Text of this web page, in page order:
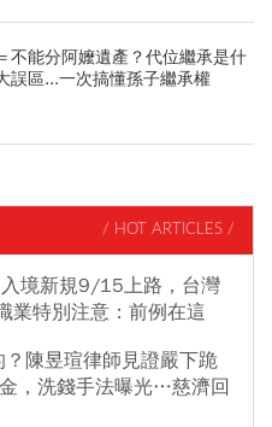
不能分阿嬤遺產？代位繼承是什
誤區...一次搞懂孫子繼承權
/ HOT ARTICLES /
境新規9/15上路，台灣
業特別注意：前例在這
陳昱瑄律師見證嚴下跪
，洗錢手法曝光…慈濟回